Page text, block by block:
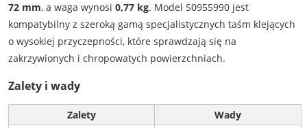
72 mm, a waga wynosi 0,77 kg. Model S0955990 jest
kompatybilny z szeroką gamą specjalistycznych taśm klejących
o wysokiej przyczepności, które sprawdzają się na
zakrzywionych i chropowatych powierzchniach.
Zalety i wady
Zalety Wady